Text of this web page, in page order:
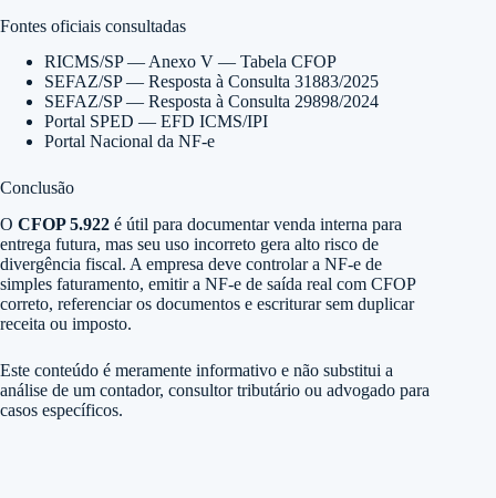
Fontes oficiais consultadas
RICMS/SP — Anexo V — Tabela CFOP
SEFAZ/SP — Resposta à Consulta 31883/2025
SEFAZ/SP — Resposta à Consulta 29898/2024
Portal SPED — EFD ICMS/IPI
Portal Nacional da NF-e
Conclusão
O CFOP 5.922 é útil para documentar venda interna para
entrega futura, mas seu uso incorreto gera alto risco de
divergência fiscal. A empresa deve controlar a NF-e de
simples faturamento, emitir a NF-e de saída real com CFOP
correto, referenciar os documentos e escriturar sem duplicar
receita ou imposto.
Este conteúdo é meramente informativo e não substitui a
análise de um contador, consultor tributário ou advogado para
casos específicos.